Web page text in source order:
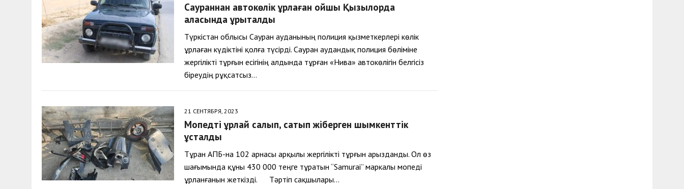
Саураннан автокөлік ұрлаған қойшы Қызылорда
қаласында құрықталды
Түркістан облысы Сауран ауданының полиция қызметкерлері көлік
ұрлаған күдіктіні қолға түсірді. Сауран аудандық полиция бөліміне
жергілікті тұрғын есігінің алдында тұрған «Нива» автокөлігін белгісіз
біреудің рұқсатсыз…
21 СЕНТЯБРЯ, 2023
Мопедті ұрлай салып, сатып жіберген шымкенттік
ұсталды
Тұран АПБ-на 102 арнасы арқылы жергілікті тұрғын арызданды. Ол өз
шағымында құны 430 000 теңге тұратын “Samurai” маркалы мопеді
ұрланғанын жеткізді. Тәртіп сақшылары…